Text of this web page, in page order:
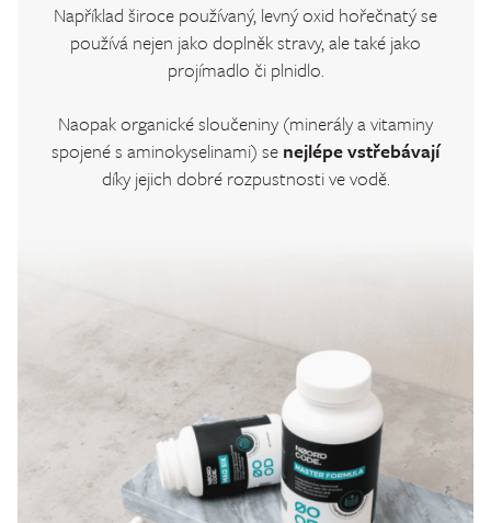
Například široce používaný, levný oxid hořečnatý se
používá nejen jako doplněk stravy, ale také jako
projímadlo či plnidlo.
Naopak organické sloučeniny (minerály a vitaminy
spojené s aminokyselinami) se nejlépe vstřebávají
díky jejich dobré rozpustnosti ve vodě.